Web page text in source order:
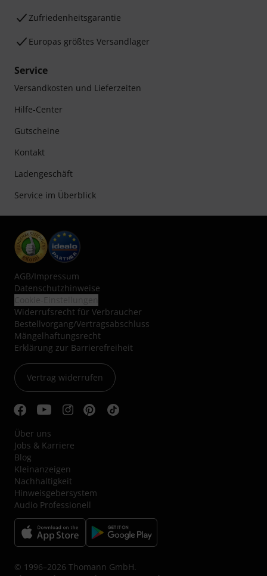
Zufriedenheitsgarantie
Europas größtes Versandlager
Service
Versandkosten und Lieferzeiten
Hilfe-Center
Gutscheine
Kontakt
Ladengeschäft
Service im Überblick
AGB/Impressum
Datenschutzhinweise
Widerrufsrecht für Verbraucher
Bestellvorgang/Vertragsabschluss
Mängelhaftungsrecht
Erklärung zur Barrierefreiheit
Vertrag widerrufen
Über uns
Jobs & Karriere
Blog
Kleinanzeigen
Nachhaltigkeit
Hinweisgebersystem
Audio Professionell
© 1996–2026 Thomann GmbH.